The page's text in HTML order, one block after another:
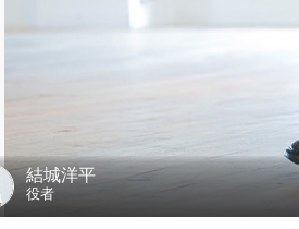
結城洋平
役者